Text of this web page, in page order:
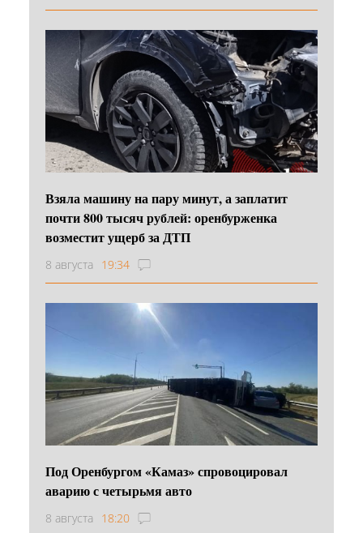
Взяла машину на пару минут, а заплатит
почти 800 тысяч рублей: оренбурженка
возместит ущерб за ДТП
8 августа 19:34
Под Оренбургом «Камаз» спровоцировал
аварию с четырьмя авто
8 августа 18:20